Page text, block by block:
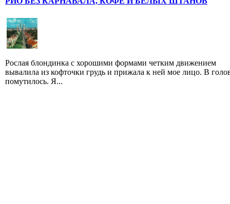
Рослая блондинка с хорошими формами четким движением
вывалила из кофточки грудь и прижала к ней мое лицо. В
помутилось. Я...